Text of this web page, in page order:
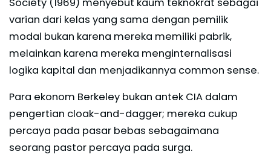
varian dari kelas yang sama dengan pemilik
modal bukan karena mereka memiliki pabrik,
melainkan karena mereka menginternalisasi
logika kapital dan menjadikannya common sense.
Para ekonom Berkeley bukan antek CIA dalam
pengertian cloak-and-dagger; mereka cukup
percaya pada pasar bebas sebagaimana
seorang pastor percaya pada surga.